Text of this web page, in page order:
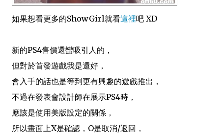
如果想看更多的ShowGirl就看這裡吧 XD
新的PS4售價還蠻吸引人的，
但對於首發遊戲我是還好，
會入手的話也是等到更有興趣的遊戲推出，
不過在發表會設計師在展示PS4時，
應該是使用美版設定的關係，
所以畫面上X是確認，O是取消/返回，